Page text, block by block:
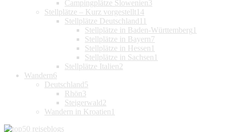
Campingplätze Slowenien3
Stellplätze – Kurz vorgestellt 14
Stellplätze Deutschland 11
Stellplätze in Baden-Württemberg 1
Stellplätze in Bayern7
Stellplätze in Hessen 1
Stellplätze in Sachsen 1
Stellplätze Italien2
Wandern6
Deutschland5
Rhön3
Steigerwald2
Wandern in Kroatien 1